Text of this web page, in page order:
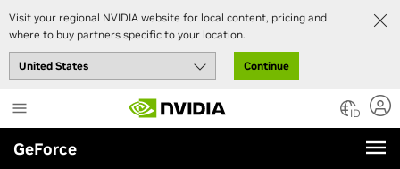
Visit your regional NVIDIA website for local content, pricing and
where to buy partners specific to your location.
Continue
to
main
content
ID
GeForce